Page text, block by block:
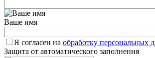
Ваше имя
Я согласен на обработку персональных
Защита от автоматического заполнения